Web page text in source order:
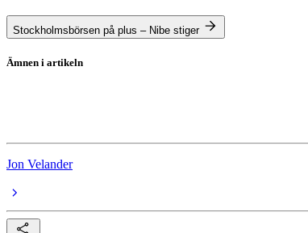
Stockholmsbörsen på plus – Nibe stiger
Ämnen i artikeln
Jon Velander